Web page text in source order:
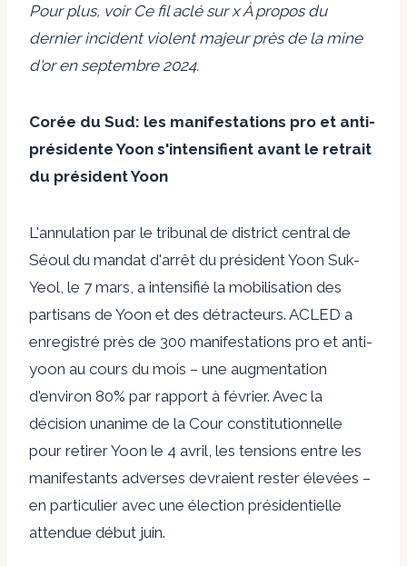
Pour plus, voir Ce fil aclé sur xÀ propos du
dernier incident violent majeur près de la mine
d'or en septembre 2024.
Corée du Sud: les manifestations pro et anti-
présidente Yoon s'intensifient avant le retrait
du président Yoon
L'annulation par le tribunal de district central de
Séoul du mandat d'arrêt du président Yoon Suk-
Yeol, le 7 mars, a intensifié la mobilisation des
partisans de Yoon et des détracteurs. ACLED a
enregistré près de 300 manifestations pro et anti-
yoon au cours du mois – une augmentation
d'environ 80% par rapport à février. Avec la
décision unanime de la Cour constitutionnelle
pour retirer Yoon le 4 avril, les tensions entre les
manifestants adverses devraient rester élevées –
en particulier avec une élection présidentielle
attendue début juin.